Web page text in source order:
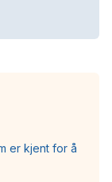
er kjent for å